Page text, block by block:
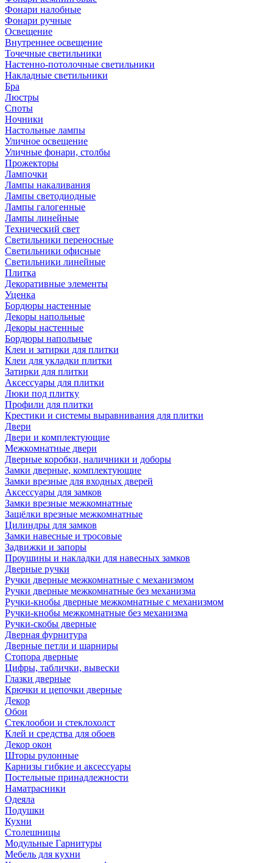
Фонари налобные
Фонари ручные
Освещение
Внутреннее освещение
Точечные светильники
Настенно-потолочные светильники
Накладные светильники
Бра
Люстры
Споты
Ночники
Настольные лампы
Уличное освещение
Уличные фонари, столбы
Прожекторы
Лампочки
Лампы накаливания
Лампы светодиодные
Лампы галогенные
Лампы линейные
Технический свет
Светильники переносные
Светильники офисные
Светильники линейные
Плитка
Декоративные элементы
Уценка
Бордюры настенные
Декоры напольные
Декоры настенные
Бордюры напольные
Клеи и затирки для плитки
Клеи для укладки плитки
Затирки для плитки
Аксессуары для плитки
Люки под плитку
Профили для плитки
Крестики и системы выравнивания для плитки
Двери
Двери и комплектующие
Межкомнатные двери
Дверные коробки, наличники и доборы
Замки дверные, комплектующие
Замки врезные для входных дверей
Аксессуары для замков
Замки врезные межкомнатные
Защёлки врезные межкомнатные
Цилиндры для замков
Замки навесные и тросовые
Задвижки и запоры
Проушины и накладки для навесных замков
Дверные ручки
Ручки дверные межкомнатные с механизмом
Ручки дверные межкомнатные без механизма
Ручки-кнобы дверные межкомнатные с механизмом
Ручки-кнобы межкомнатные без механизма
Ручки-скобы дверные
Дверная фурнитура
Дверные петли и шарниры
Стопора дверные
Цифры, таблички, вывески
Глазки дверные
Крючки и цепочки дверные
Декор
Обои
Стеклообои и стеклохолст
Клей и средства для обоев
Декор окон
Шторы рулонные
Карнизы гибкие и аксессуары
Постельные принадлежности
Наматрасники
Одеяла
Подушки
Кухни
Столешницы
Модульные Гарнитуры
Мебель для кухни